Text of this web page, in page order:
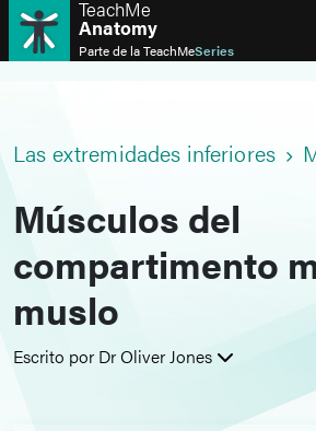
TeachMe
Anatomy
Parte de laTeachMeSeries
Las extremidades inferiores
Músculos del
compartimento
muslo
Escrito por Dr Oliver Jones